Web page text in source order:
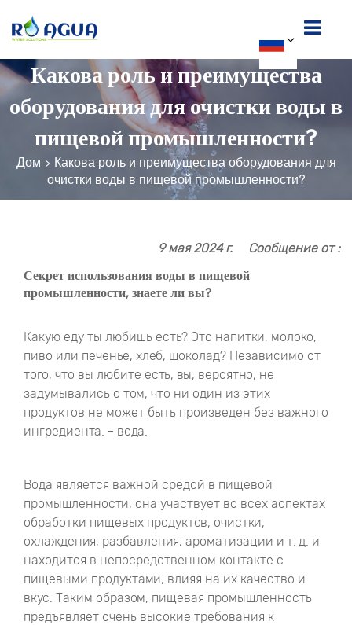
Какова роль и преимущества
оборудования для очистки воды в
пищевой промышленности?
Дом > Какова роль и преимущества оборудования для
очистки воды в пищевой промышленности?
9 мая 2024 г. Сообщение от :
Секрет использования воды в пищевой
промышленности, знаете ли вы?
Какую еду ты любишь есть? Это напитки, молоко,
пиво или печенье, хлеб, шоколад? Независимо от
того, что вы любите есть, вы, вероятно, не
задумывались о том, что ни один из этих
продуктов не может быть произведен без важного
ингредиента. – вода.
Вода является важной средой в пищевой
промышленности, она участвует во всех аспектах
обработки пищевых продуктов, очистки,
охлаждения, разбавления, ароматизации и т. д. и
находится в непосредственном контакте с
пищевыми продуктами, влияя на их качество и
вкус. Таким образом, пищевая промышленность
предъявляет очень высокие требования к